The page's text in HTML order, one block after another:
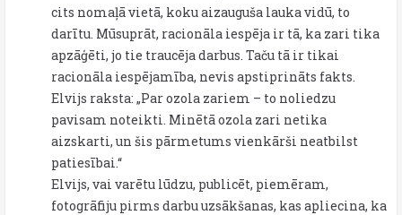
cits nomaļā vietā, koku aizauguša lauka vidū, to
darītu. Mūsuprāt, racionāla iespēja ir tā, ka zari tika
apzāģēti, jo tie traucēja darbus. Taču tā ir tikai
racionāla iespējamība, nevis apstiprināts fakts.
Elvijs raksta: „Par ozola zariem – to noliedzu
pavisam noteikti. Minētā ozola zari netika
aizskarti, un šis pārmetums vienkārši neatbilst
patiesībai.“
Elvijs, vai varētu lūdzu, publicēt, piemēram,
fotogrāfiju pirms darbu uzsākšanas, kas apliecina, ka